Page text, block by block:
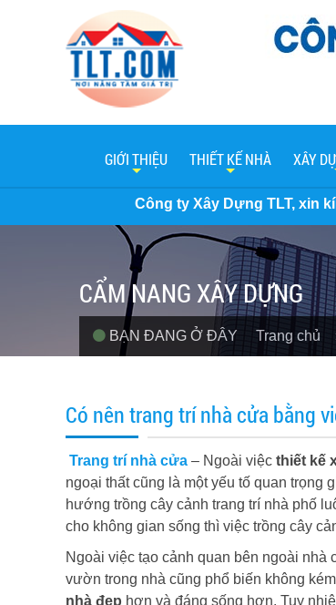
GIỚI THIỆU THIẾT KẾ NHÀ XÂY
Công ty Xây Dựng TLT, xin kính chào Quý
CẨM NANG XÂY DỰNG
BẠN ĐANG Ở ĐÂY Trang chủ
Có nên trang trí nhà cửa bằng
Trang trí nhà cửa – Ngoài việc thiết kế
ngoại thất cũng là một yếu tố quan trọng
hướng trồng cây cảnh trang trí nhà phố
cho không gian sống thì việc trồng cây
Ngoài việc tạo cảnh quan bên ngoài
vườn trong nhà cũng phổ biến không
nhà đẹp hơn và đáng sống hơn. Tuy